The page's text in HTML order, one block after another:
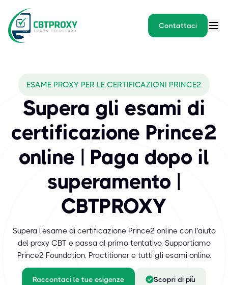
Contattaci
PRINCE2® practitioner and foundation è una credenziale
ESAME PROXY PER LE CERTIFICAZIONI PRINCE2
Supera gli esami di
certificazione Prince2
online | Paga dopo il
superamento |
CBTPROXY
Supera l'esame di certificazione Prince2 online con l'aiuto
del proxy CBT e passa al primo tentativo. Supportiamo
Prince2 Foundation, Practitioner e tutti gli esami online.
Raccontaci le tue esigenze Scopri di più